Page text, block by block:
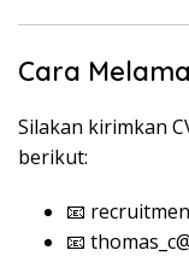
Cara
Silakan kirimkan
berikut:
📧
📧